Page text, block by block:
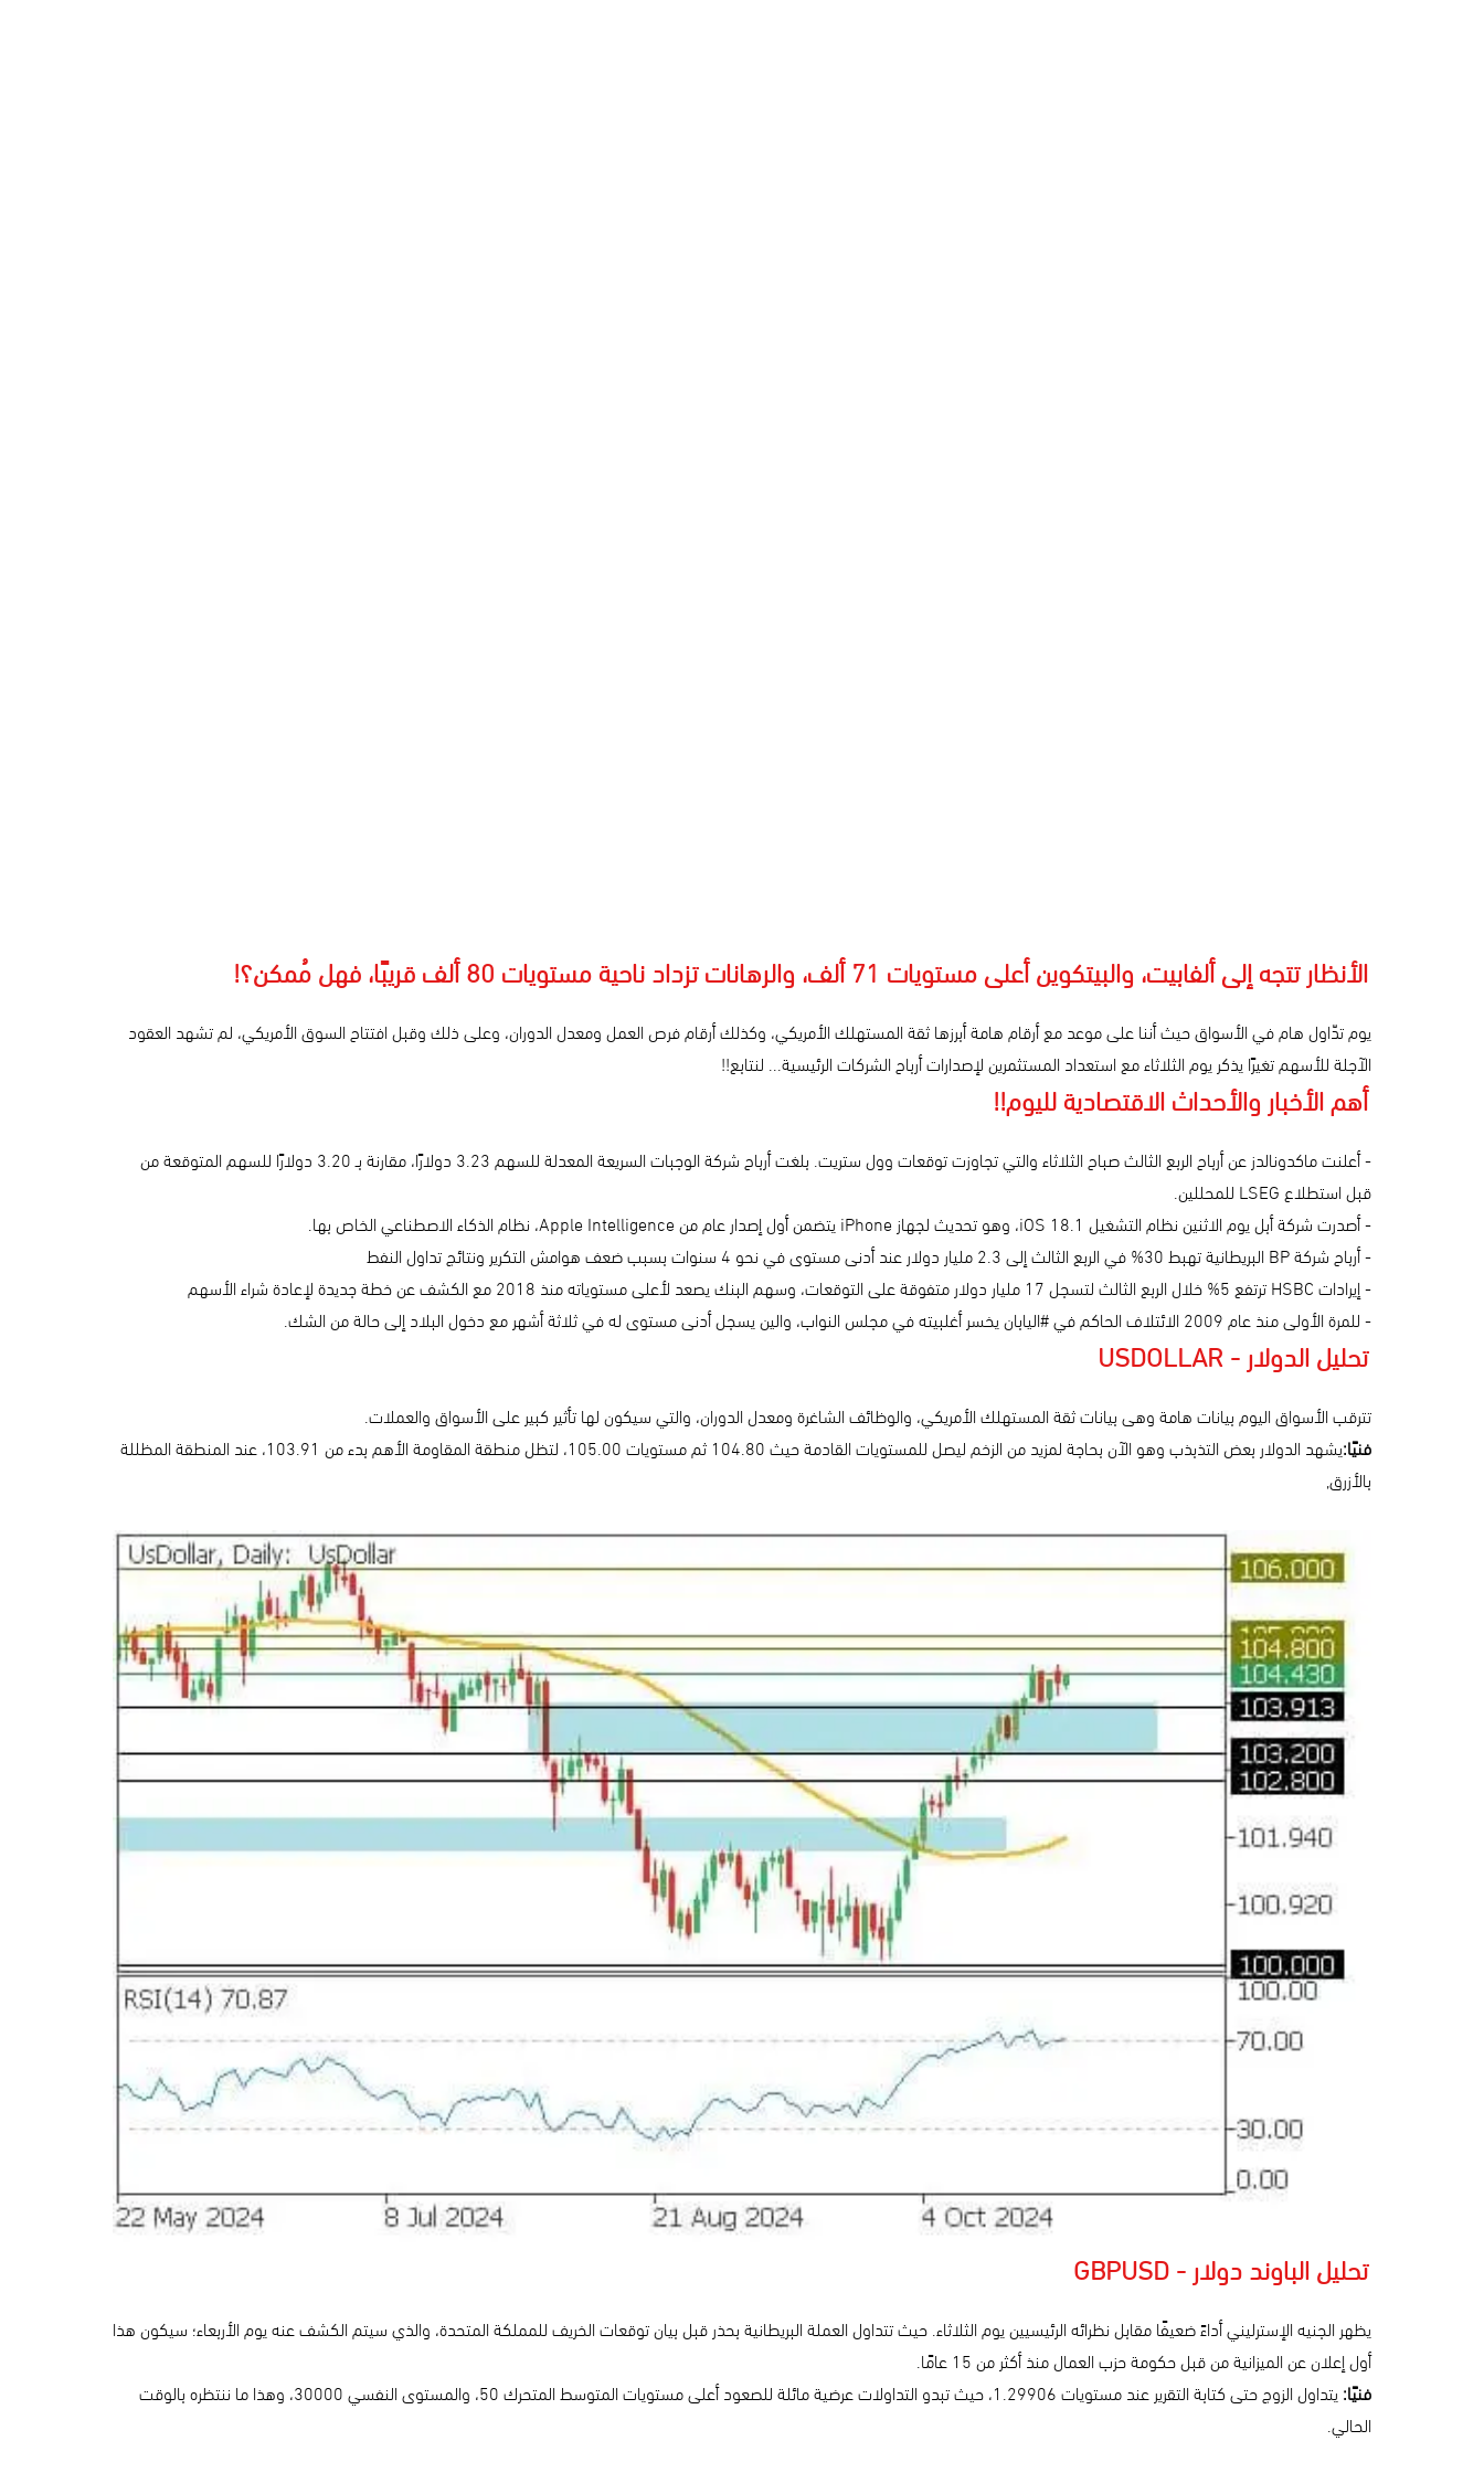
الأنظار تتجه إلى ألفابيت، والبيتكوين أعلى مستويات 71 ألف، والرهانات تزداد ناحية مستويات 80 ألف قريبًا، فهل مُمكن؟!
يوم تدّاول هام في الأسواق حيث أننا على موعد مع أرقام هامة أبرزها ثقة المستهلك الأمريكي، وكذلك أرقام فرص العمل ومعدل الدوران، وعلى ذلك وقبل افتتاح السوق الأمريكي، لم تشهد العقود
الآجلة للأسهم تغيرًا يذكر يوم الثلاثاء مع استعداد المستثمرين لإصدارات أرباح الشركات الرئيسية... لنتابع!!
أهم الأخبار والأحداث الاقتصادية لليوم!!
- أعلنت ماكدونالدز عن أرباح الربع الثالث صباح الثلاثاء والتي تجاوزت توقعات وول ستريت. بلغت أرباح شركة الوجبات السريعة المعدلة للسهم 3.23 دولارًا، مقارنة بـ 3.20 دولارًا للسهم المتوقعة من
قبل استطلاع LSEG للمحللين.
- أصدرت شركة أبل يوم الاثنين نظام التشغيل iOS 18.1، وهو تحديث لجهاز iPhone يتضمن أول إصدار عام من Apple Intelligence، نظام الذكاء الاصطناعي الخاص بها.
- أرباح شركة BP البريطانية تهبط 30% في الربع الثالث إلى 2.3 مليار دولار عند أدنى مستوى في نحو 4 سنوات بسبب ضعف هوامش التكرير ونتائج تداول النفط
- إيرادات HSBC ترتفع 5% خلال الربع الثالث لتسجل 17 مليار دولار متفوقة على التوقعات، وسهم البنك يصعد لأعلى مستوياته منذ 2018 مع الكشف عن خطة جديدة لإعادة شراء الأسهم
- للمرة الأولى منذ عام 2009 الائتلاف الحاكم في #اليابان يخسر أغلبيته في مجلس النواب، والين يسجل أدنى مستوى له في ثلاثة أشهر مع دخول البلاد إلى حالة من الشك.
تحليل الدولار - USDOLLAR
تترقب الأسواق اليوم بيانات هامة وهى بيانات ثقة المستهلك الأمريكي، والوظائف الشاغرة ومعدل الدوران، والتي سيكون لها تأثير كبير على الأسواق والعملات.
فنيًا:
يشهد الدولار بعض التذبذب وهو الآن بحاجة لمزيد من الزخم ليصل للمستويات القادمة حيث 104.80 ثم مستويات 105.00، لتظل منطقة المقاومة الأهم بدء من 103.91، عند المنطقة المظللة
بالأزرق,
تحليل الباوند دولار - GBPUSD
يظهر الجنيه الإسترليني أداءً ضعيفًا مقابل نظرائه الرئيسيين يوم الثلاثاء. حيث تتداول العملة البريطانية بحذر قبل بيان توقعات الخريف للمملكة المتحدة، والذي سيتم الكشف عنه يوم الأربعاء؛ سيكون هذا
أول إعلان عن الميزانية من قبل حكومة حزب العمال منذ أكثر من 15 عامًا.
فنيًا:
يتداول الزوج حتى كتابة التقرير عند مستويات 1.29906، حيث تبدو التداولات عرضية مائلة للصعود أعلى مستويات المتوسط المتحرك 50، والمستوى النفسي 30000، وهذا ما ننتظره بالوقت
الحالي.